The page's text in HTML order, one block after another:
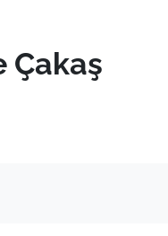
Çakaş